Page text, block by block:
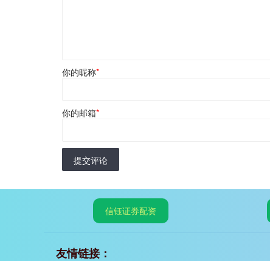
你的昵称*
你的邮箱*
提交评论
信钰证券配资
友情链接：